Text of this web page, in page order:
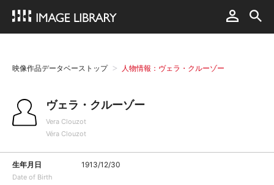
映像作品データベーストップ 人物情報：ヴェラ・クルーゾー
ヴェラ・クルーゾー
Vera Clouzot
Véra Clouzot
生年月日
Date of Birth
1913/12/30